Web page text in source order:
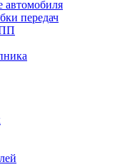
автомобиля
передач